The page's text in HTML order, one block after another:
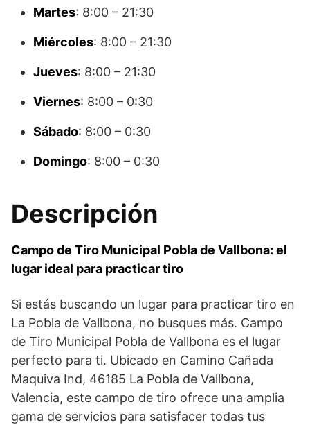
Martes: 8:00 – 21:30
Miércoles: 8:00 – 21:30
Jueves: 8:00 – 21:30
Viernes: 8:00 – 0:30
Sábado: 8:00 – 0:30
Domingo: 8:00 – 0:30
Descripción
Campo de Tiro Municipal Pobla de Vallbona: el
lugar ideal para practicar tiro
Si estás buscando un lugar para practicar tiro en
La Pobla de Vallbona, no busques más. Campo
de Tiro Municipal Pobla de Vallbona es el lugar
perfecto para ti. Ubicado en Camino Cañada
Maquiva Ind, 46185 La Pobla de Vallbona,
Valencia, este campo de tiro ofrece una amplia
gama de servicios para satisfacer todas tus